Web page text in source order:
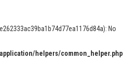
No
helpers/common_helper.php